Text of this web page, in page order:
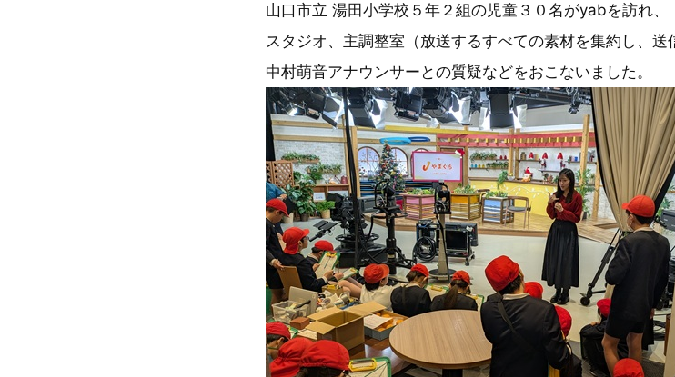
山口市立 湯田小学校５年２組の児童３０名がyabを訪れ、
スタジオ、主調整室（放送するすべての素材を集約し、
中村萌音アナウンサーとの質疑などをおこないました。